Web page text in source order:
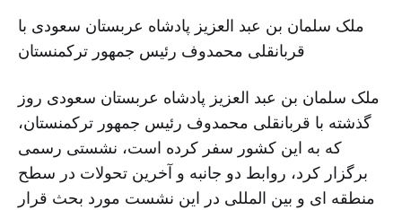
ملک سلمان بن عبد العزیز پادشاه عربستان سعودی با
قربانقلی محمدوف رئیس جمهور ترکمنستان
ملک سلمان بن عبد العزیز پادشاه عربستان سعودی روز
گذشته با قربانقلی محمدوف رئیس جمهور ترکمنستان،
که به این کشور سفر کرده است، نشستی رسمی
برگزار کرد، روابط دو جانبه و آخرین تحولات در سطح
منطقه ای و بین المللی در این نشست مورد بحث قرار